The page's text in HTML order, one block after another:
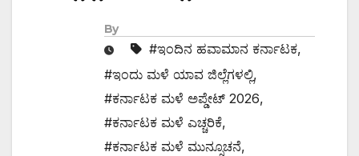
By
#ಇಂದಿನ ಹವಾಮಾನ ಕರ್ನಾಟಕ,
#ಇಂದು ಮಳೆ ಯಾವ ಜಿಲ್ಲೆಗಳಲ್ಲಿ,
#ಕರ್ನಾಟಕ ಮಳೆ ಅಪ್ಡೇಟ್ 2026,
#ಕರ್ನಾಟಕ ಮಳೆ ಎಚ್ಚರಿಕೆ,
#ಕರ್ನಾಟಕ ಮಳೆ ಮುನ್ಸೂಚನೆ,